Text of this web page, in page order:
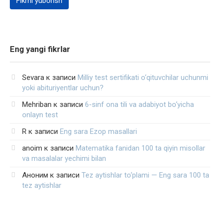
Eng yangi fikrlar
Sevara к записи Milliy test sertifikati o‘qituvchilar uchunmi
yoki abituriyentlar uchun?
Mehriban к записи 6-sinf ona tili va adabiyot bo‘yicha
onlayn test
R к записи Eng sara Ezop masallari
anoim к записи Matematika fanidan 100 ta qiyin misollar
va masalalar yechimi bilan
Аноним к записи Tez aytishlar to‘plami — Eng sara 100 ta
tez aytishlar